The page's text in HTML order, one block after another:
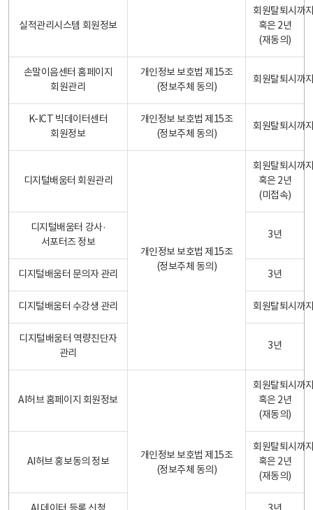
실적관리시스템 회원정보
회원탈퇴시까
혹은 2년
(재동의)
손말이음센터 홈페이지
회원관리
개인정보 보호법 제15조
(정보주체 동의)
회원탈퇴시까
K-ICT 빅데이터센터
회원정보
개인정보 보호법 제15조
(정보주체 동의)
회원탈퇴시까
디지털배움터 회원관리
개인정보 보호법 제15조
(정보주체 동의)
회원탈퇴시까
혹은 2년
(미접속)
디지털배움터 강사·
서포터즈 정보
3년
디지털배움터 문의자 관리 3년
디지털배움터 수강생 관리 회원탈퇴시까
디지털배움터 역량진단자
관리
3년
AI허브 홈페이지 회원정보
개인정보 보호법 제15조
(정보주체 동의)
회원탈퇴시까
혹은 2년
(재동의)
AI허브 홍보동의 정보
회원탈퇴시까
혹은 2년
(재동의)